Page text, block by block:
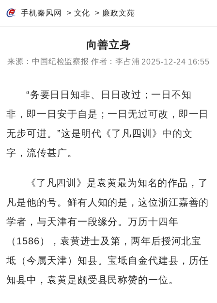
手机秦风网 > 文化 > 廉政文苑
向善立身
来源：中国纪检监察报 作者：李占浦 2025-12-24 16:55
“务要日日知非、日日改过；一日不知
非，即一日安于自是；一日无过可改，即一日
无步可进。”这是明代《了凡四训》中的文
字，流传甚广。
《了凡四训》是袁黄最为知名的作品，了
凡是他的号。鲜有人知的是，这位浙江嘉善的
学者，与天津有一段缘分。万历十四年
（1586），袁黄进士及第，两年后授河北宝
坻（今属天津）知县。宝坻自金代建县，历任
知县中，袁黄是颇受县民称赞的一位。